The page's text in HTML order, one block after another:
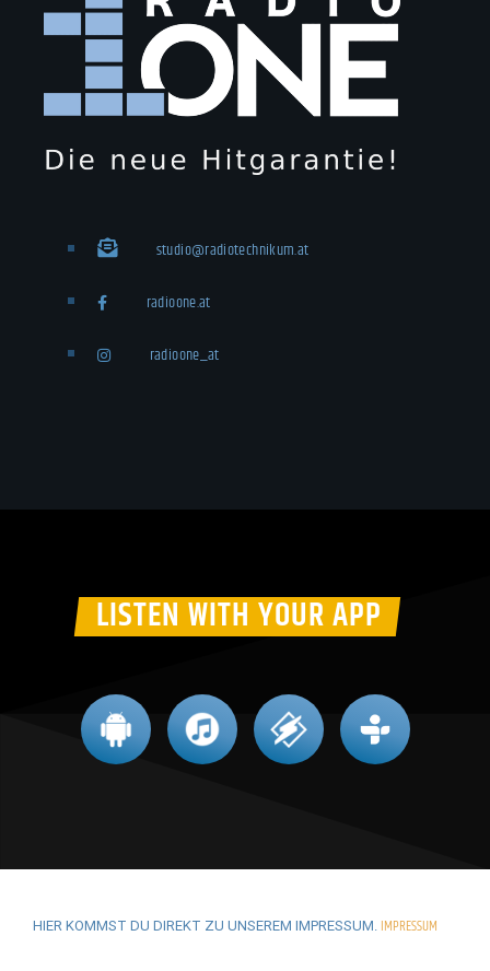
studio@radiotechnikum.at
radioone.at
radioone_at
LISTEN WITH YOUR APP
HIER KOMMST DU DIREKT ZU UNSEREM IMPRESSUM. IMPRESSUM